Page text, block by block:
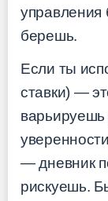
управления
берешь.
Если ты
ставки) —
варьируешь
— дневник
рискуешь.